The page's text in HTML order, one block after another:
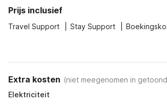
Prijs inclusief
Travel Support Stay Support
Extra kosten (niet meegenomen in
Elektriciteit